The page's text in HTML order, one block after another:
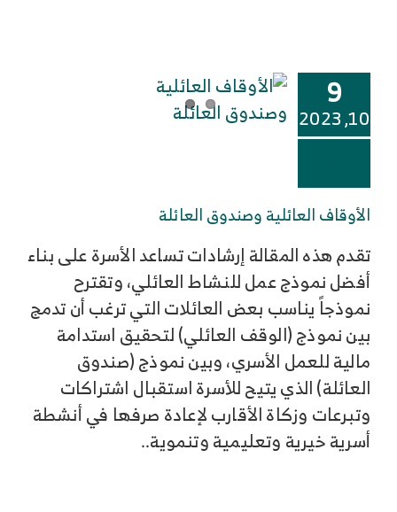
9
10, 2023
الأوقاف العائلية وصندوق العائلة
تقدم هذه المقالة إرشادات تساعد الأسرة على بناء
أفضل نموذج عمل للنشاط العائلي، وتقترح
نموذجاً يناسب بعض العائلات التي ترغب أن تدمج
بين نموذج (الوقف العائلي) لتحقيق استدامة
مالية للعمل الأسري، وبين نموذج (صندوق
العائلة) الذي يتيح للأسرة استقبال اشتراكات
وتبرعات وزكاة الأقارب لإعادة صرفها في أنشطة
أسرية خيرية وتعليمية وتنموية..